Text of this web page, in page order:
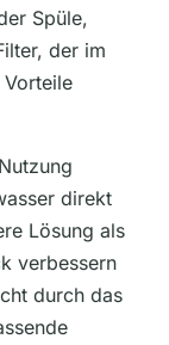
Spüle,
der im
direkt
Lösung als
verbessern
durch das